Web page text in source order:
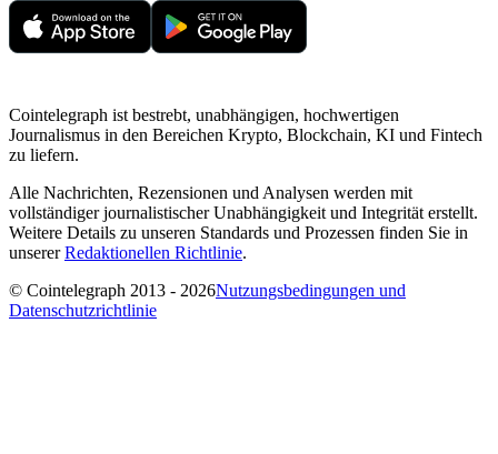
Cointelegraph ist bestrebt, unabhängigen, hochwertigen
Journalismus in den Bereichen Krypto, Blockchain, KI und Fintech
zu liefern.
Alle Nachrichten, Rezensionen und Analysen werden mit
vollständiger journalistischer Unabhängigkeit und Integrität erstellt.
Weitere Details zu unseren Standards und Prozessen finden Sie in
unsererRedaktionellen Richtlinie.
© Cointelegraph 2013 - 2026Nutzungsbedingungen und
Datenschutzrichtlinie